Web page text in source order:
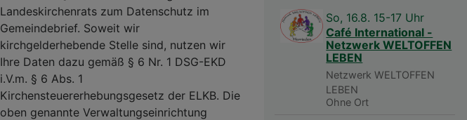
Landeskirchenrats zum Datenschutz im
Gemeindebrief. Soweit wir
kirchgelderhebende Stelle sind, nutzen wir
Ihre Daten dazu gemäß § 6 Nr. 1 DSG-EKD
i.V.m. § 6 Abs. 1
Kirchensteuererhebungsgesetz der ELKB. Die
oben genannte Verwaltungseinrichtung
So, 16.8. 15-17 Uhr
Café International -
Netzwerk WELTOFFEN
LEBEN
Netzwerk WELTOFFEN
LEBEN
Ohne Ort